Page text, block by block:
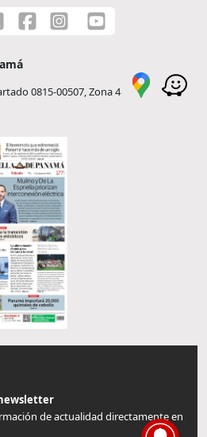
0815-00507, Zona 4
de actualidad directamente en